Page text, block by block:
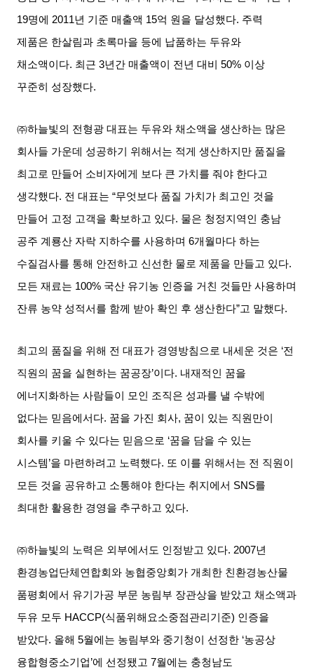
19명에 2011년 기준 매출액 15억 원을 달성했다. 주력
제품은 한살림과 초록마을 등에 납품하는 두유와
채소액이다. 최근 3년간 매출액이 전년 대비 50% 이상
꾸준히 성장했다.
㈜하늘빛의 전형광 대표는 두유와 채소액을 생산하는 많은
회사들 가운데 성공하기 위해서는 적게 생산하지만 품질을
최고로 만들어 소비자에게 보다 큰 가치를 줘야 한다고
생각했다. 전 대표는 “무엇보다 품질 가치가 최고인 것을
만들어 고정 고객을 확보하고 있다. 물은 청정지역인 충남
공주 계룡산 자락 지하수를 사용하며 6개월마다 하는
수질검사를 통해 안전하고 신선한 물로 제품을 만들고 있다.
모든 재료는 100% 국산 유기농 인증을 거친 것들만 사용하며
잔류 농약 성적서를 함께 받아 확인 후 생산한다”고 말했다.
최고의 품질을 위해 전 대표가 경영방침으로 내세운 것은 ‘전
직원의 꿈을 실현하는 꿈공장’이다. 내재적인 꿈을
에너지화하는 사람들이 모인 조직은 성과를 낼 수밖에
없다는 믿음에서다. 꿈을 가진 회사, 꿈이 있는 직원만이
회사를 키울 수 있다는 믿음으로 ‘꿈을 담을 수 있는
시스템’을 마련하려고 노력했다. 또 이를 위해서는 전 직원이
모든 것을 공유하고 소통해야 한다는 취지에서 SNS를
최대한 활용한 경영을 추구하고 있다.
㈜하늘빛의 노력은 외부에서도 인정받고 있다. 2007년
환경농업단체연합회와 농협중앙회가 개최한 친환경농산물
품평회에서 유기가공 부문 농림부 장관상을 받았고 채소액과
두유 모두 HACCP(식품위해요소중점관리기준) 인증을
받았다. 올해 5월에는 농림부와 중기청이 선정한 ‘농공상
융합형중소기업’에 선정됐고 7월에는 충청남도